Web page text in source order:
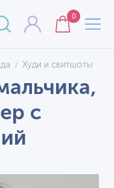
0
Худи и свитшоты
с